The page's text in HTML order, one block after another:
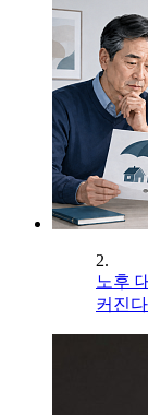
2.
노후
커진다